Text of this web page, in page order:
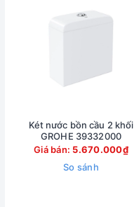
Két nước bồn cầu 2 khối
GROHE 39332000
Giá bán: 5.670.000₫
So sánh